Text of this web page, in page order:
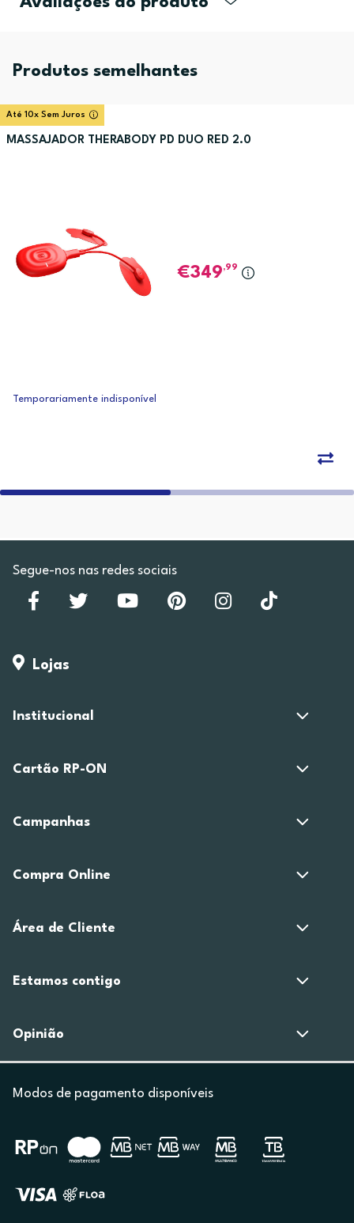
Produtos semelhantes
Até 10x Sem Juros
MASSAJADOR THERABODY PD DUO RED 2.0
349,99
Temporariamente indisponível
Segue-nos nas redes sociais
Lojas
Institucional
Cartão RP-ON
Campanhas
Compra Online
Área de Cliente
Estamos contigo
Opinião
Modos de pagamento disponíveis